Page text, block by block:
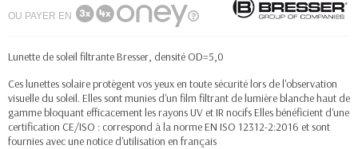
OU PAYER EN
Lunette de soleil filtrante Bresser, densité OD=5,0
Ces lunettes solaire protègent vos yeux en toute sécurité lors de l'observation
visuelle du soleil. Elles sont munies d'un film filtrant de lumière blanche haut de
gamme bloquant efficacement les rayons UV et IR nocifs Elles bénéficient d'une
certification CE/ISO : correspond à la norme EN ISO 12312-2:2016 et sont
fournies avec une notice d'utilisation en français